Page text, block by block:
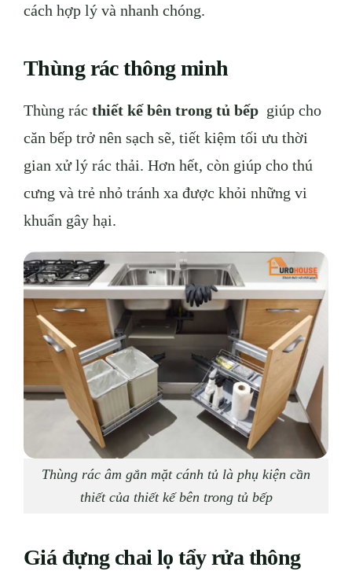
cách hợp lý và nhanh chóng.
Thùng rác thông minh
Thùng rác thiết kế bên trong tủ bếp giúp cho
căn bếp trở nên sạch sẽ, tiết kiệm tối ưu thời
gian xử lý rác thải. Hơn hết, còn giúp cho thú
cưng và trẻ nhỏ tránh xa được khỏi những vi
khuẩn gây hại.
Thùng rác âm gắn mặt cánh tủ là phụ kiện cần
thiết của thiết kế bên trong tủ bếp
Giá đựng chai lọ tẩy rửa thông